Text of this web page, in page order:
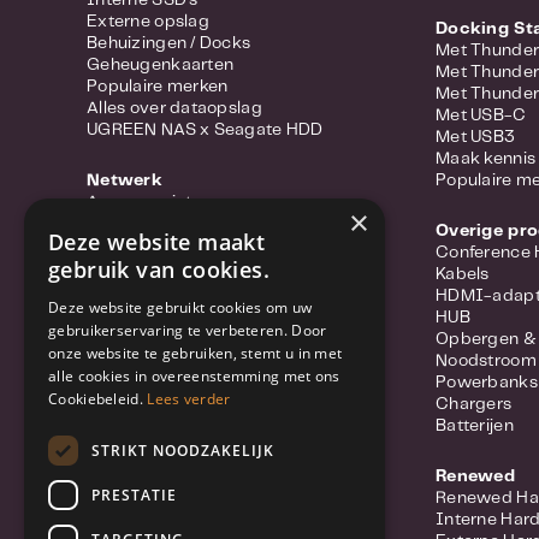
Voer vol
beperkte
die bij elke
Maak de
met de
behouden
gaat kiezen:
voor
worden en
Externe opslag
Behuizingen / Docks
Geheugenkaarten
Populaire merken
Alles over dataopslag
UGREEN NAS x Seagate HDD
Netwerk
Access points
Power-over-ethernet
Range extenders
Converter
Switches
Wifi-adapters
Netwerkkabels
Netwerk accessoires
Beveiliging
Netwerkvideorecorders (NVR)
Docking
Met
Met
Met
Met USB-C
Met USB3
Maak
Populaire
Overige
Conference
Kabels
HDMI-
HUB
Opbergen
Noodstroom
Powerbanks
Chargers
Batterijen
Renewed
Renewed
Interne
×
Deze website maakt
gebruik van cookies.
Deze website gebruikt cookies om uw
gebruikerservaring te verbeteren. Door
onze website te gebruiken, stemt u in met
alle cookies in overeenstemming met ons
Cookiebeleid. Lees verder
STRIKT NOODZAKELIJK
PRESTATIE